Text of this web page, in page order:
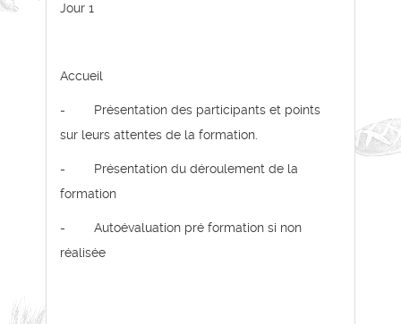
Jour 1
Accueil
- Présentation des participants et points
sur leurs attentes de la formation.
- Présentation du déroulement de la
formation
- Autoévaluation pré formation si non
réalisée